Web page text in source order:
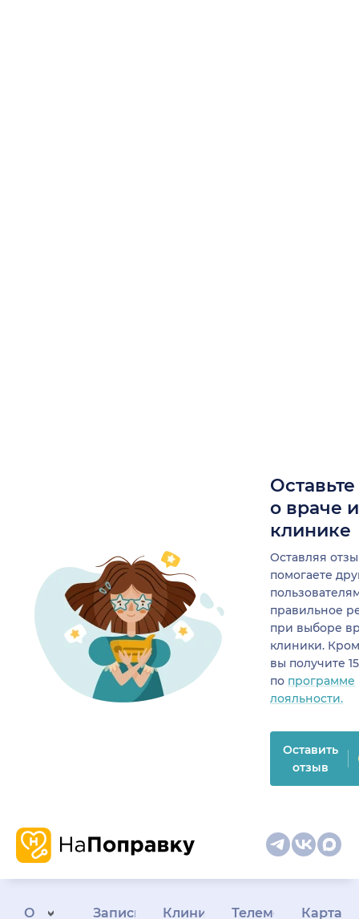
о враче
клинике
Оставляя
помогаете
правильное
при выборе
клиники.
вы получите
по программе
лояльности.
Оставить
отзыв
О Запись КлиникамТелемедицина
Карта